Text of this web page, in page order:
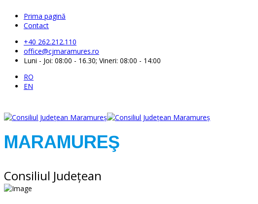
Prima pagină
Contact
+40 262.212.110
office@cjmaramures.ro
Luni - Joi: 08:00 - 16.30; Vineri: 08:00 - 14:00
RO
EN
MARAMUREŞ
Consiliul Judeţean